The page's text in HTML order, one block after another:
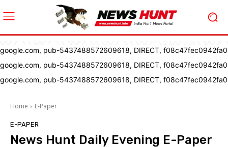
google.com, pub-5437488572609618, DIRECT, f08c47fec0942fa0
google.com, pub-5437488572609618, DIRECT, f08c47fec0942fa0
google.com, pub-5437488572609618, DIRECT, f08c47fec0942fa0
Home E-Paper
E-PAPER
News Hunt Daily Evening E-Paper